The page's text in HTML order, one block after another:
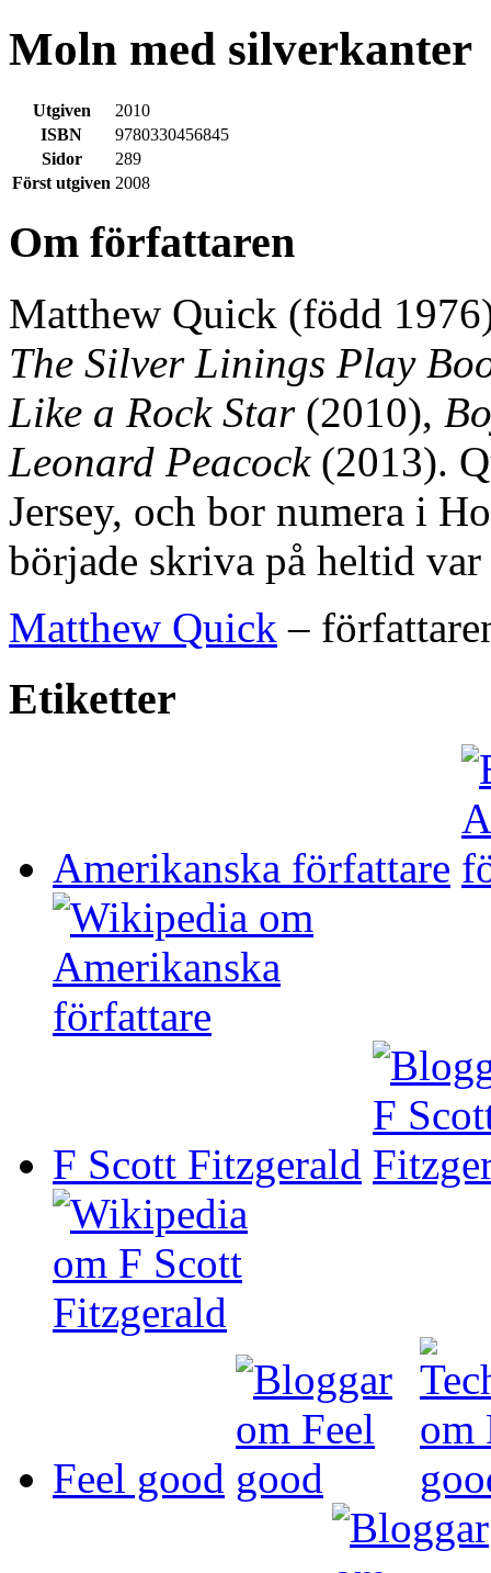
Moln med silverkanter
Utgiven
2010
ISBN
9780330456845
Sidor
289
Först utgiven 2008
Om författaren
Matthew Quick (född
The Silver Linings Play
Like a Rock Star(2010),
Leonard Peacock(2013).
Jersey, och bor numera i
började skriva på heltid
Matthew Quick –
Etiketter
Amerikanska författare
F Scott Fitzgerald
Feel good